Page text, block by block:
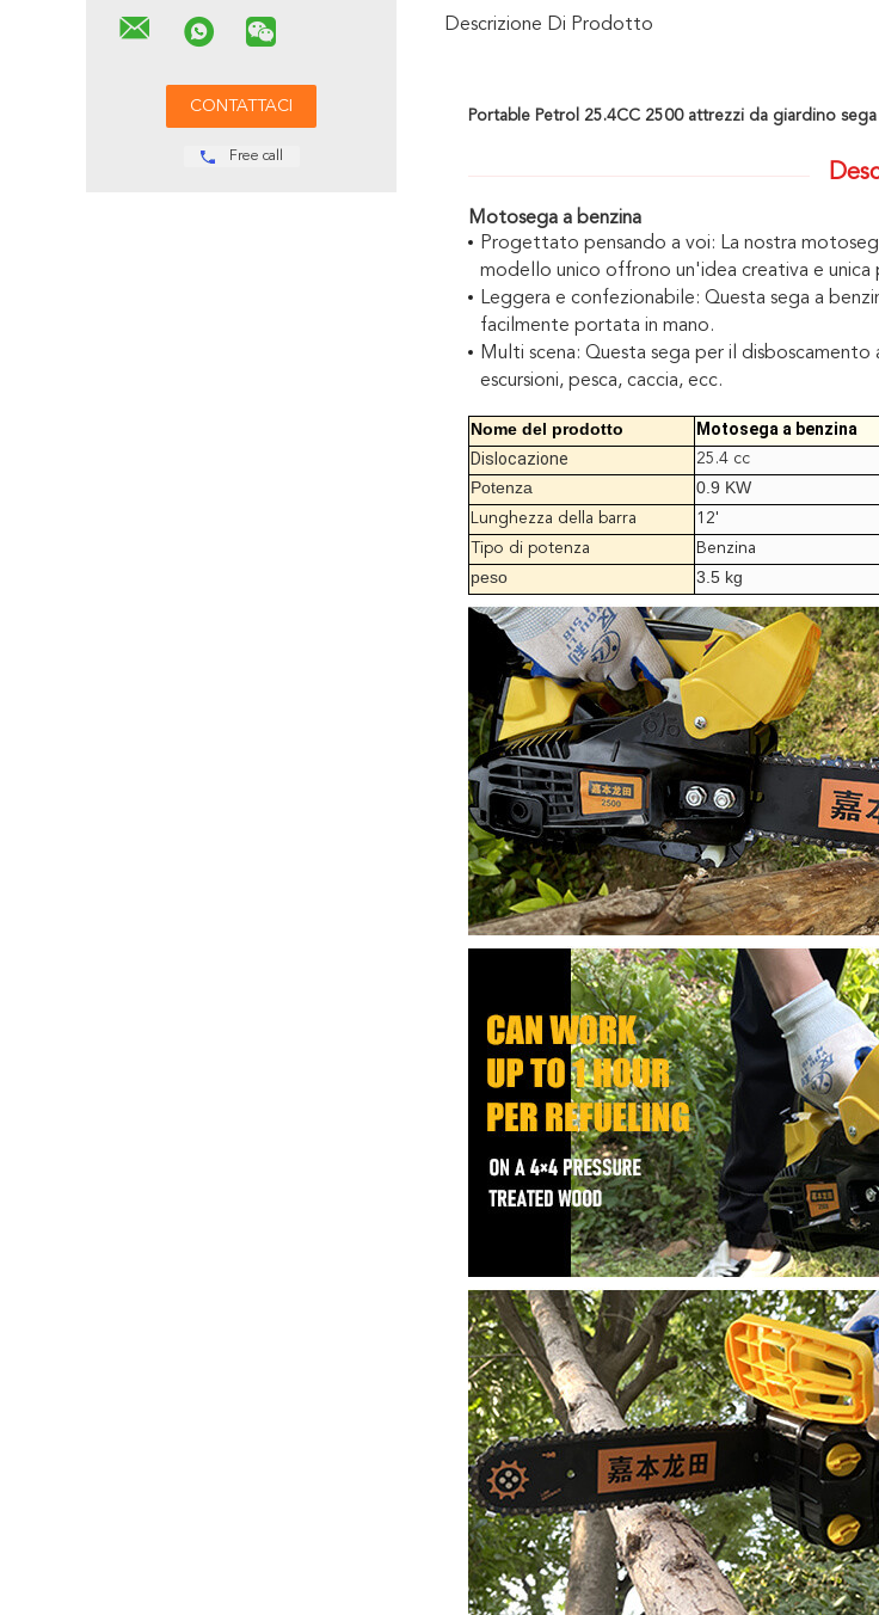
Free call
Descrizione Di Prodotto
Portable Petrol 25.4CC 2500 attrezzi da giardino
Motosega a benzina
Progettato pensando a voi: La nostra
modello unico offrono un'idea creativa e unica
Leggera e confezionabile: Questa sega a
facilmente portata in mano.
Multi scena: Questa sega per il
escursioni, pesca, caccia, ecc.
Nome del prodotto
Motosega a benzina
Dislocazione
25.4 cc
Potenza 0.9 KW
Lunghezza della barra
12'
Tipo di potenza
Benzina
peso 3.5 kg